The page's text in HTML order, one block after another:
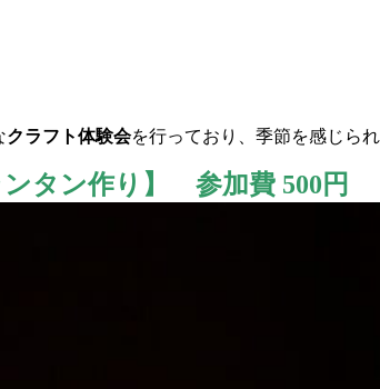
クラフト体験会を行っており、季節を感じら
ンタン作り】 参加費 500円